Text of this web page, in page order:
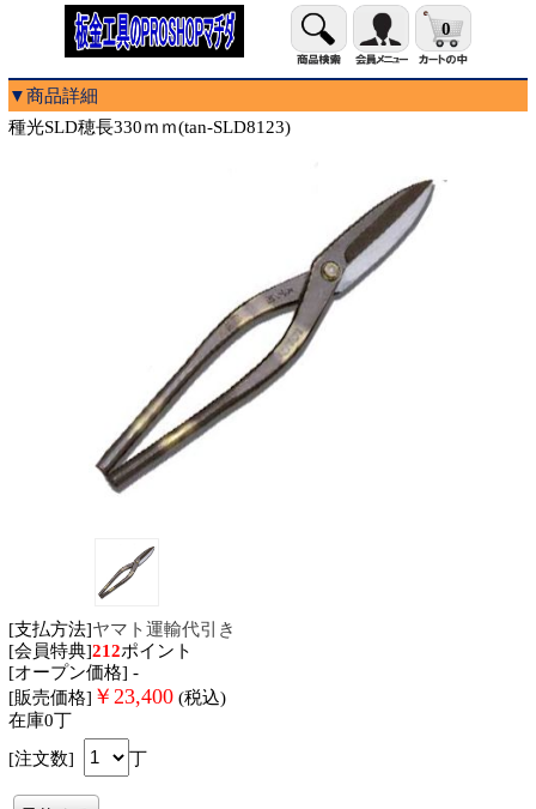
0
▼商品詳細
種光SLD穂長330ｍｍ(tan-SLD8123)
[支払方法]ヤマト運輸代引き
[会員特典]212ポイント
[オープン価格] -
[販売価格] ￥ 23,400 (税込)
在庫0丁
[注文数]
丁